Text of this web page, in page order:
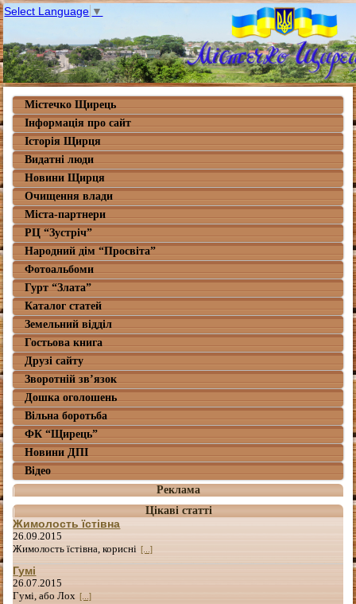
Select Language ▼
Містечко Щирець
Інформація про сайт
Історія Щирця
Видатні люди
Новини Щирця
Очищення влади
Міста-партнери
РЦ “Зустріч”
Народний дім “Просвіта”
Фотоальбоми
Гурт “Злата”
Каталог статей
Земельний відділ
Гостьова книга
Друзі сайту
Зворотній зв’язок
Дошка оголошень
Вільна боротьба
ФК “Щирець”
Новини ДПІ
Відео
Реклама
Цікаві статті
Жимолость їстівна
26.09.2015
Жимолость їстівна, корисні [...]
Гумі
26.07.2015
Гумі, або Лох [...]